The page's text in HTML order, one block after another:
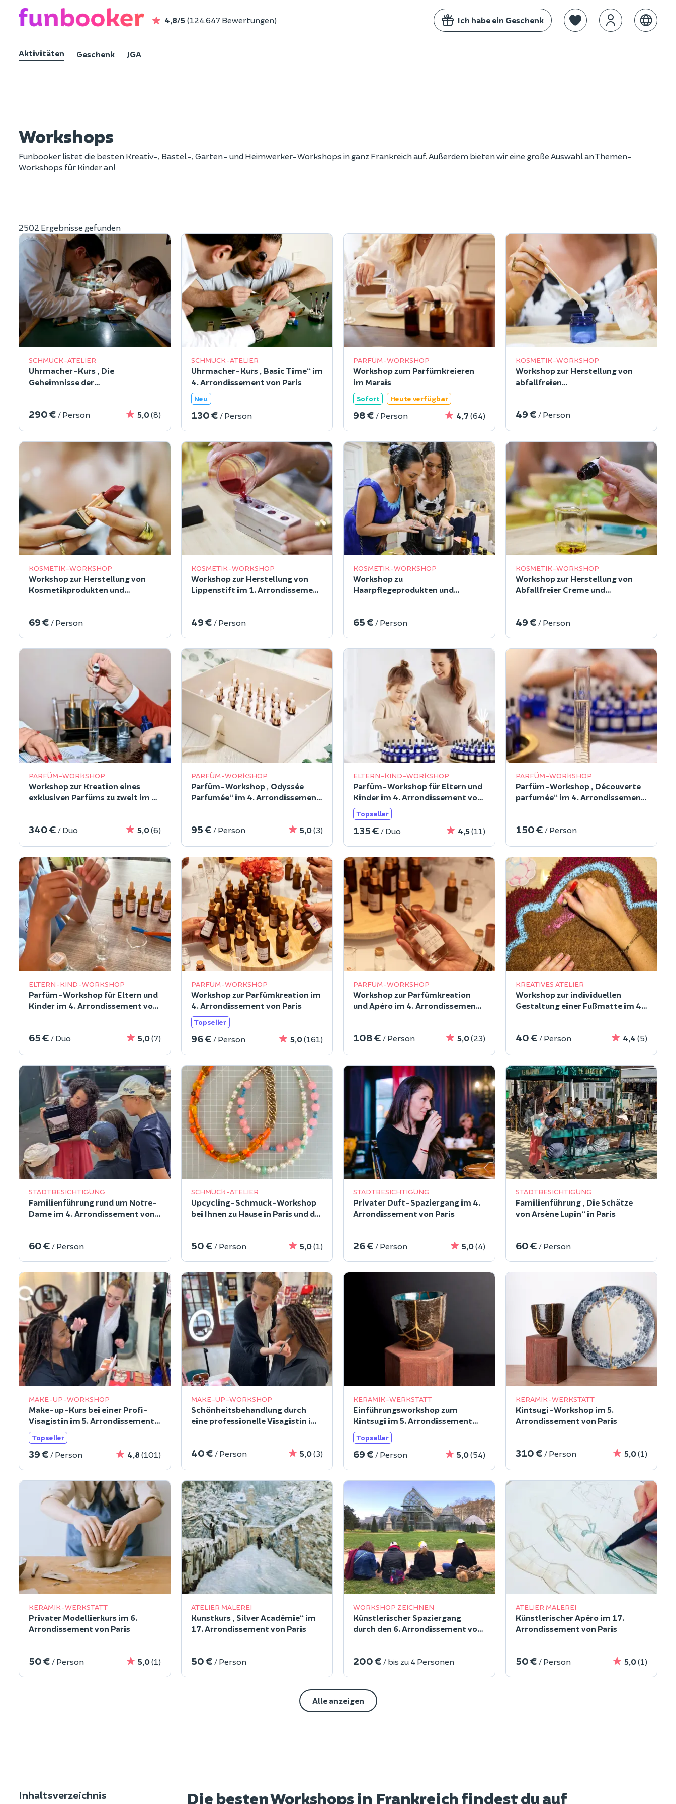
4,8/5 (124.647 Bewertungen) Ich habe ein Geschenk
Aktivitäten Geschenk JGA
Workshops
Funbooker listet die besten Kreativ-, Bastel-, Garten- und Heimwerker-Workshops in ganz Frankreich auf. Außerdem bieten wir eine große Auswahl an Themen-
Workshops für Kinder an!
2502 Ergebnisse gefunden
SCHMUCK-ATELIER
Uhrmacher-Kurs „Die
Geheimnisse der
290 € / Person 5,0(8)
SCHMUCK-ATELIER
Uhrmacher-Kurs „Basic Time“ im
4. Arrondissement von Paris
Neu
130 € / Person
PARFÜM-WORKSHOP
Workshop zum Parfümkreieren
im Marais
Sofort Heute verfügbar
98 € / Person 4,7 (64)
KOSMETIK-WORKSHOP
Workshop zur Herstellung von
abfallfreien
49 € / Person
KOSMETIK-WORKSHOP
Workshop zur Herstellung von
Kosmetikprodukten und
69 € / Person
KOSMETIK-WORKSHOP
Workshop zur Herstellung von
Lippenstift im 1. Arrondissement
49 € / Person
KOSMETIK-WORKSHOP
Workshop zu
Haarpflegeprodukten und
65 € / Person
KOSMETIK-WORKSHOP
Workshop zur Herstellung von
Abfallfreier Creme und
49 € / Person
PARFÜM-WORKSHOP
Workshop zur Kreation eines
exklusiven Parfüms zu zweit im 4.
340 € / Duo 5,0(6)
PARFÜM-WORKSHOP
Parfüm-Workshop „Odyssée
Parfumée“ im 4. Arrondissement
95 € / Person 5,0(3)
ELTERN-KIND-WORKSHOP
Parfüm-Workshop für Eltern und
Kinder im 4. Arrondissement von
Paris
Topseller
135 € / Duo 4,5(11)
PARFÜM-WORKSHOP
Parfüm-Workshop „Découverte
parfumée“ im 4. Arrondissement
150 € / Person
ELTERN-KIND-WORKSHOP
Parfüm-Workshop für Eltern und
Kinder im 4. Arrondissement von
65 € / Duo 5,0(7)
PARFÜM-WORKSHOP
Workshop zur Parfümkreation im
4. Arrondissement von Paris
Topseller
96 € / Person 5,0(161)
PARFÜM-WORKSHOP
Workshop zur Parfümkreation
und Apéro im 4. Arrondissement
108 € / Person 5,0(23)
KREATIVES ATELIER
Workshop zur individuellen
Gestaltung einer Fußmatte im 4.
40 € / Person 4,4 (5)
STADTBESICHTIGUNG
Familienführung rund um Notre-
Dame im 4. Arrondissement von
60 € / Person
SCHMUCK-ATELIER
Upcycling-Schmuck-Workshop
bei Ihnen zu Hause in Paris und der
50 € / Person 5,0(1)
STADTBESICHTIGUNG
Privater Duft-Spaziergang im 4.
Arrondissement von Paris
26 € / Person 5,0(4)
STADTBESICHTIGUNG
Familienführung „Die Schätze
von Arsène Lupin“ in Paris
60 € / Person
MAKE-UP-WORKSHOP
Make-up-Kurs bei einer Profi-
Visagistin im 5. Arrondissement
von Paris
Topseller
39 € / Person 4,8 (101)
MAKE-UP-WORKSHOP
Schönheitsbehandlung durch
eine professionelle Visagistin im
40 € / Person 5,0(3)
KERAMIK-WERKSTATT
Einführungsworkshop zum
Kintsugi im 5. Arrondissement
von Paris
Topseller
69 € / Person 5,0(54)
KERAMIK-WERKSTATT
Kintsugi-Workshop im 5.
Arrondissement von Paris
310 € / Person 5,0(1)
KERAMIK-WERKSTATT
Privater Modellierkurs im 6.
Arrondissement von Paris
50 € / Person 5,0(1)
ATELIER MALEREI
Kunstkurs „Silver Académie“ im
17. Arrondissement von Paris
50 € / Person
WORKSHOP ZEICHNEN
Künstlerischer Spaziergang
durch den 6. Arrondissement von
200 € / bis zu 4 Personen
ATELIER MALEREI
Künstlerischer Apéro im 17.
Arrondissement von Paris
50 € / Person 5,0(1)
Alle anzeigen
Inhaltsverzeichnis Die besten Workshops in Frankreich findest du auf